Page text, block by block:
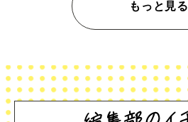
もっと見る